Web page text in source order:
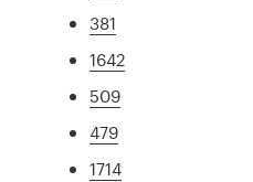
381
1642
509
479
1714